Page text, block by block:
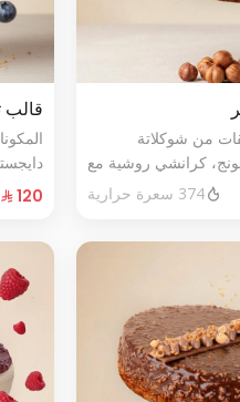
من شوكلاتة
كرانشي روشية مع
يكفي١٢شخص
374 سعرة حرارية
قالب
الأزرق الطازج